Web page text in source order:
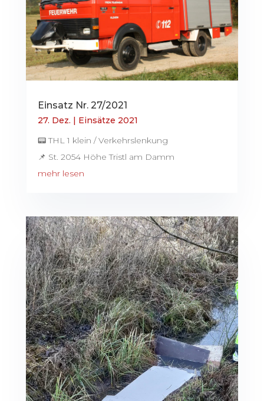
Einsatz Nr. 27/2021
27. Dez. | Einsätze 2021
📟 THL 1 klein / Verkehrslenkung
📌 St. 2054 Höhe Tristl am Damm
mehr lesen